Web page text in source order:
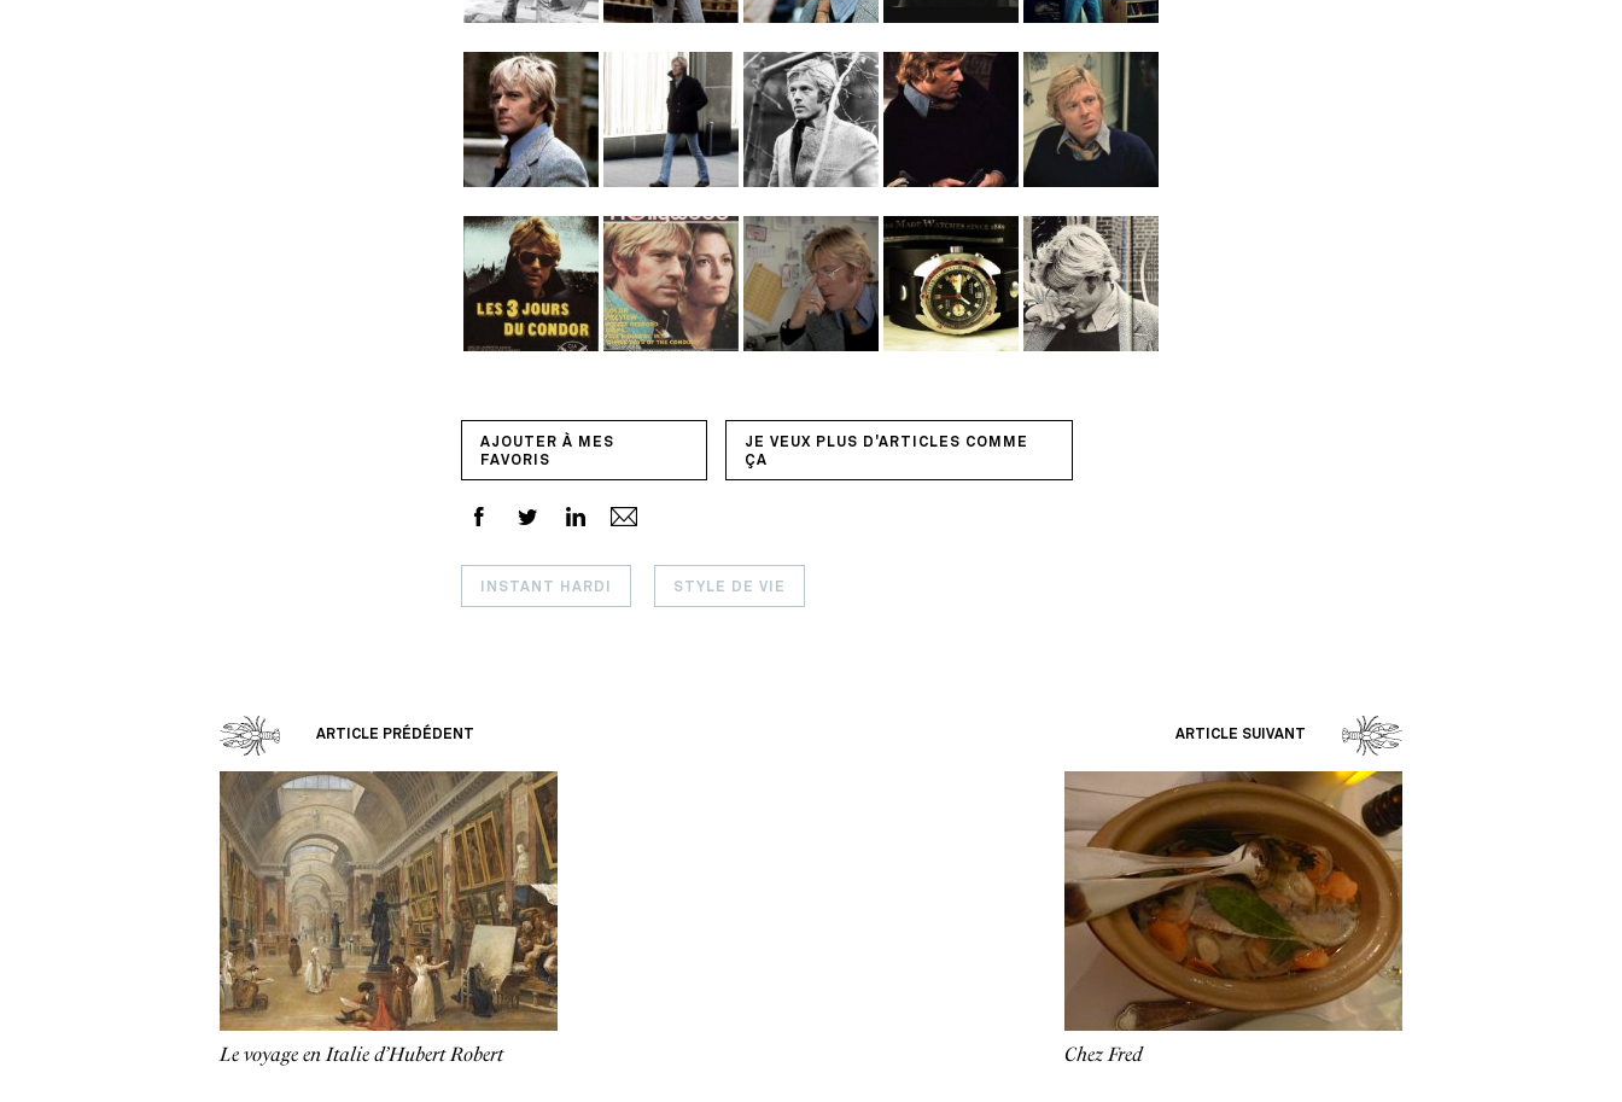
AJOUTER À MES
FAVORIS
JE VEUX PLUS D'ARTICLES COMME
ÇA
INSTANT HARDI STYLE DE VIE
ARTICLE PRÉDÉDENT ARTICLE SUIVANT
Le voyage en Italie d’Hubert Robert Chez Fred